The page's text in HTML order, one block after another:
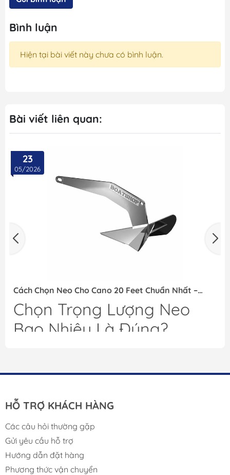
Bình luận
Hiện tại bài viết này chưa có bình luận.
Bài viết liên quan:
23
05/2026
Cách Chọn Neo Cho Cano 20 Feet Chuẩn Nhất –
Chọn Trọng Lượng Neo
Bao Nhiêu Là Đúng?
Sóng lớn, câu cá biển
8–10kg
HỖ TRỢ KHÁCH HÀNG
Các câu hỏi thường gặp
Gửi yêu cầu hỗ trợ
Hướng dẫn đặt hàng
Phương thức vận chuyển